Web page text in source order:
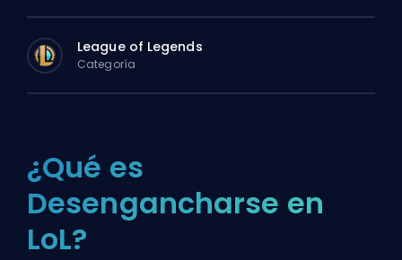
League of Legends
Categoría
¿Qué es
Desengancharse en
LoL?